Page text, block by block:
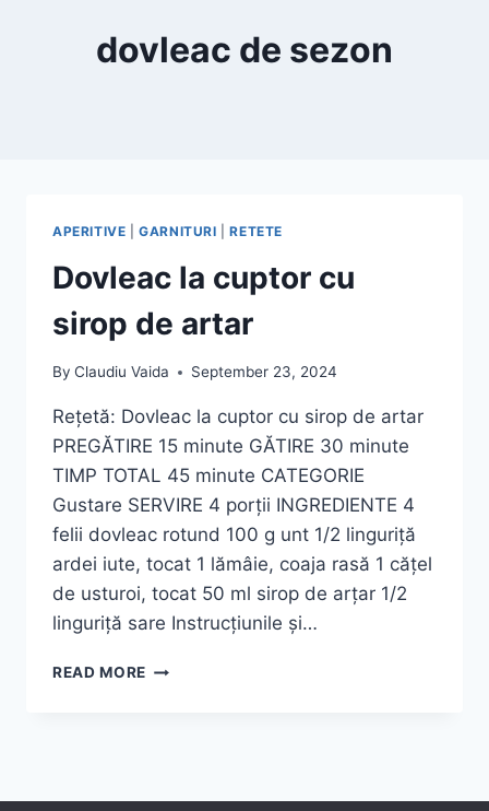
dovleac de sezon
APERITIVE |GARNITURI |RETETE
Dovleac la cuptor cu
sirop de artar
By Claudiu Vaida September 23, 2024
Rețetă: Dovleac la cuptor cu sirop de artar
PREGĂTIRE 15 minute GĂTIRE 30 minute
TIMP TOTAL 45 minute CATEGORIE
Gustare SERVIRE 4 porții INGREDIENTE 4
felii dovleac rotund 100 g unt 1/2 linguriță
ardei iute, tocat 1 lămâie, coaja rasă 1 cățel
de usturoi, tocat 50 ml sirop de arțar 1/2
linguriță sare Instrucțiunile și…
READ MORE DOVLEAC
ARTAR